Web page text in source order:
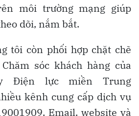
môi trường mạng giúp
dõi, nắm bắt.
tôi còn phối hợp chặt chẽ
sóc khách hàng của
Điện lực miền Trung
kênh cung cấp dịch vụ
Email, website và